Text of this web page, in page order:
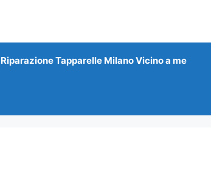
Riparazione Tapparelle Milano Vicino a me